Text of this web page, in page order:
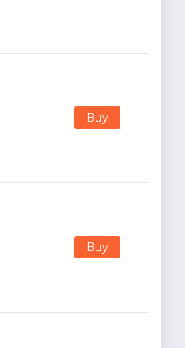
Buy
Buy